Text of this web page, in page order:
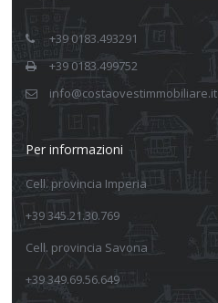
+39 0183.493291
+39 0183.499752
info@costaovestimmobiliare.it
Per informazioni
Cell. provincia Imperia
+39 345.21.30.769
Cell. provincia Savona
+39 349.69.56.649